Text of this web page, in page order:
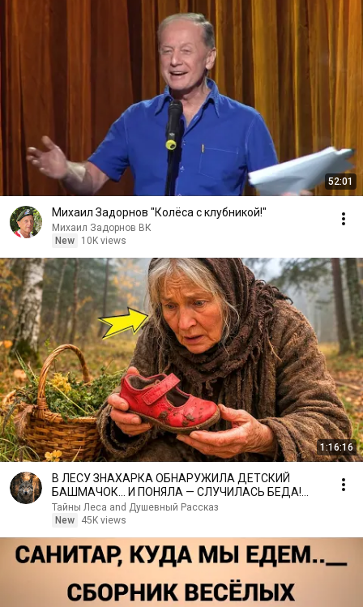
52:01
Михаил Задорнов "Колёса с клубникой!"
Михаил Задорнов ВК
New
10K views
1:16:16
В ЛЕСУ ЗНАХАРКА ОБНАРУЖИЛА ДЕТСКИЙ
БАШМАЧОК… И ПОНЯЛА — СЛУЧИЛАСЬ БЕДА!
Загадки леса
Тайны Леса and Душевный Рассказ
New
45K views